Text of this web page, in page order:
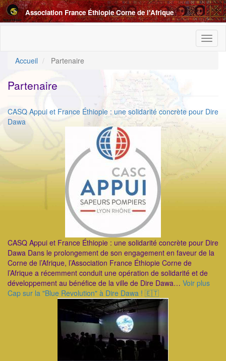
Aller
au
contenu
Association France Éthiopie Corne de l'Afrique
Accueil
Partenaire
Partenaire
CASQ Appui et France Éthiopie : une solidarité concrète pour Dire
Dawa
CASQ Appui et France Éthiopie : une solidarité concrète pour Dire
Dawa Dans le prolongement de son engagement en faveur de la
Corne de l’Afrique, l’Association France Éthiopie Corne de
l’Afrique a récemment conduit une opération de solidarité et de
développement au bénéfice de la ville de Dire Dawa… Voir plus
Cap sur la "Blue Revolution" à Dire Dawa ! 🇪🇹